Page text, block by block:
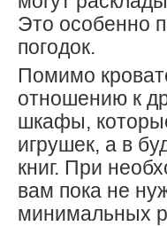
Это особенно
погодок.
Помимо
отношению к
шкафы,
игрушек, а в
книг. При
вам пока не
минимальных